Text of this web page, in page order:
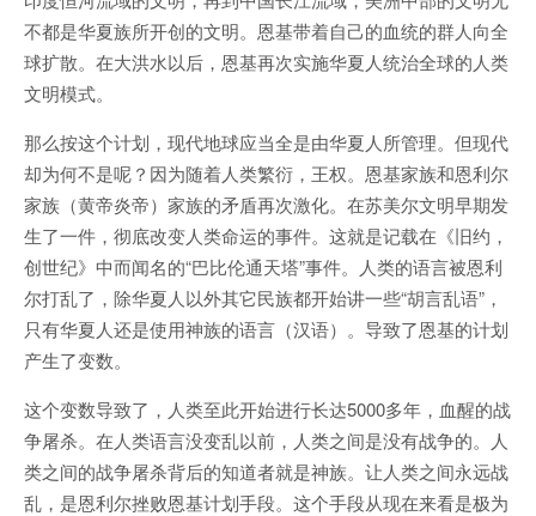
不都是华夏族所开创的文明。恩基带着自己的血统的群人向全
球扩散。在大洪水以后，恩基再次实施华夏人统治全球的人类
文明模式。
那么按这个计划，现代地球应当全是由华夏人所管理。但现代
却为何不是呢？因为随着人类繁衍，王权。恩基家族和恩利尔
家族（黄帝炎帝）家族的矛盾再次激化。在苏美尔文明早期发
生了一件，彻底改变人类命运的事件。这就是记载在《旧约，
创世纪》中而闻名的“巴比伦通天塔”事件。人类的语言被恩利
尔打乱了，除华夏人以外其它民族都开始讲一些“胡言乱语”，
只有华夏人还是使用神族的语言（汉语）。导致了恩基的计划
产生了变数。
这个变数导致了，人类至此开始进行长达5000多年，血醒的战
争屠杀。在人类语言没变乱以前，人类之间是没有战争的。人
类之间的战争屠杀背后的知道者就是神族。让人类之间永远战
乱，是恩利尔挫败恩基计划手段。这个手段从现在来看是极为